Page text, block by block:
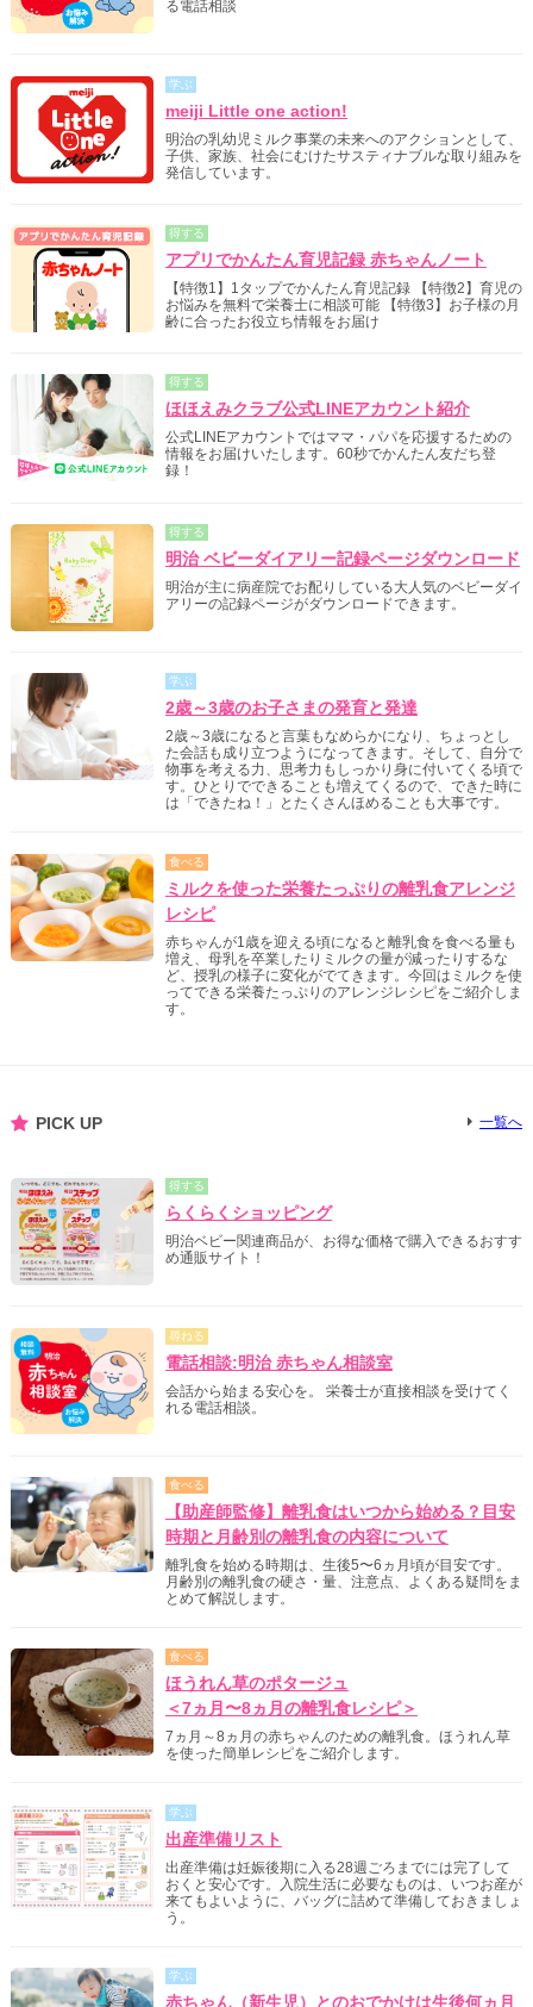
る電話相談
学ぶ
meiji Little one action!
明治の乳幼児ミルク事業の未来へのアクションとして、
子供、家族、社会にむけたサスティナブルな取り組みを
発信しています。
得する
アプリでかんたん育児記録 赤ちゃんノート
【特徴1】1タップでかんたん育児記録 【特徴2】育児の
お悩みを無料で栄養士に相談可能 【特徴3】お子様の月
齢に合ったお役立ち情報をお届け
得する
ほほえみクラブ公式LINEアカウント紹介
公式LINEアカウントではママ・パパを応援するための
情報をお届けいたします。60秒でかんたん友だち登
録！
得する
明治 ベビーダイアリー記録ページダウンロード
明治が主に病産院でお配りしている大人気のベビーダイ
アリーの記録ページがダウンロードできます。
学ぶ
2歳～3歳のお子さまの発育と発達
2歳～3歳になると言葉もなめらかになり、ちょっとし
た会話も成り立つようになってきます。そして、自分で
物事を考える力、思考力もしっかり身に付いてくる頃で
す。ひとりでできることも増えてくるので、できた時に
は「できたね！」とたくさんほめることも大事です。
食べる
ミルクを使った栄養たっぷりの離乳食アレンジ
レシピ
赤ちゃんが1歳を迎える頃になると離乳食を食べる量も
増え、母乳を卒業したりミルクの量が減ったりするな
ど、授乳の様子に変化がでてきます。今回はミルクを使
ってできる栄養たっぷりのアレンジレシピをご紹介しま
す。
PICK UP 一覧へ
得する
らくらくショッピング
明治ベビー関連商品が、お得な価格で購入できるおすす
め通販サイト！
尋ねる
電話相談:明治 赤ちゃん相談室
会話から始まる安心を。 栄養士が直接相談を受けてく
れる電話相談。
食べる
【助産師監修】離乳食はいつから始める？目安
時期と月齢別の離乳食の内容について
離乳食を始める時期は、生後5〜6ヵ月頃が目安です。
月齢別の離乳食の硬さ・量、注意点、よくある疑問をま
とめて解説します。
食べる
ほうれん草のポタージュ
＜7ヵ月〜8ヵ月の離乳食レシピ＞
7ヵ月～8ヵ月の赤ちゃんのための離乳食。ほうれん草
を使った簡単レシピをご紹介します。
学ぶ
出産準備リスト
出産準備は妊娠後期に入る28週ごろまでには完了して
おくと安心です。入院生活に必要なものは、いつお産が
来てもよいように、バッグに詰めて準備しておきましょ
う。
学ぶ
赤ちゃん（新生児）とのおでかけは生後何ヵ月